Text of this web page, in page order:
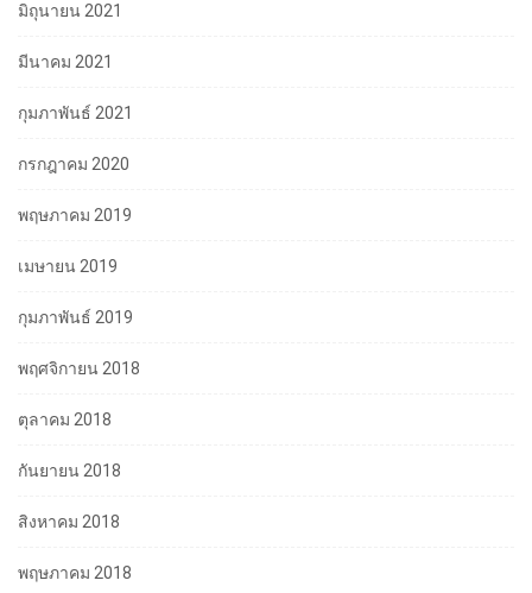
มิถุนายน 2021
มีนาคม 2021
กุมภาพันธ์ 2021
กรกฎาคม 2020
พฤษภาคม 2019
เมษายน 2019
กุมภาพันธ์ 2019
พฤศจิกายน 2018
ตุลาคม 2018
กันยายน 2018
สิงหาคม 2018
พฤษภาคม 2018